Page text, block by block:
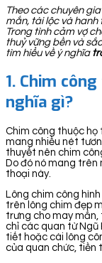
Theo các chuyên
mắn, tài lộc và hanh
Trong tình cảm vợ
thuỷ vững bền và
tìm hiểu về ý nghĩa
1. Chim
nghĩa gì?
Chim công thuộc họ
mang nhiều nét
thuyết nên chim
Do đó nó mang trên
thoại này.
Lông chim công
trên lông chim đẹp
trưng cho may mắn,
chỉ các quan từ Ngũ
tiết hoặc cài lông
của quan chức, tiền